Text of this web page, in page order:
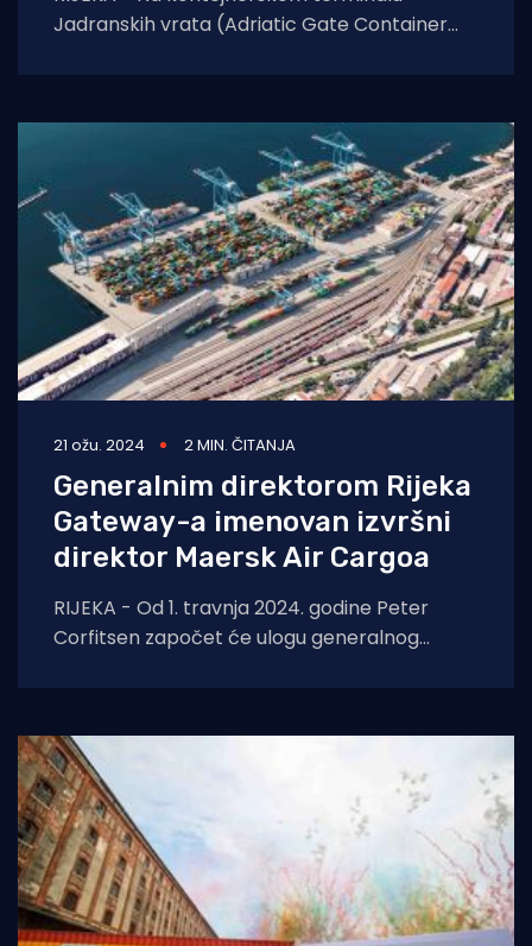
Jadranskih vrata (Adriatic Gate Container
tjedna je ostvaren novi rekord
21 ožu. 2024 2 MIN. ČITANJA
Generalnim direktorom Rijeka
Gateway-a imenovan izvršni
direktor Maersk Air Cargoa
RIJEKA - Od 1. travnja 2024. godine Peter
Corfitsen započet će ulogu generalnog
novi je kontejnerski